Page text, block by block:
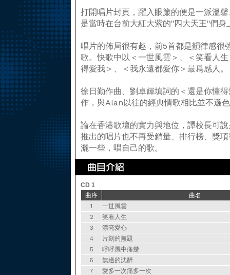
打開唱片封頁，躍入眼簾的便是一派溫
是當時在台前大紅大紫的"四大天王"們身
唱片的佈局很有趣，前5首都是韻律感很
歌。快歌中以＜一世風雲＞、＜笑看人
得愛我＞、＜我永遠都愛你＞最爲感人。
徐日勤作曲、劉卓輝填詞的＜還是你懂
作，與Alan以往的經典情歌相比並不遜
論在香港歌壇的實力與地位，譚校長可
推出的唱片也不再受銷量、排行榜、獎
灑一些，唱自己的歌。
CD 1
曲序
曲名
1
一世風雲
2
笑看人生
3
漂亮愛心
4
片刻的無題
5
呼呼風中痛楚
6
無邊的沈醉
7
愛多一次痛多一次